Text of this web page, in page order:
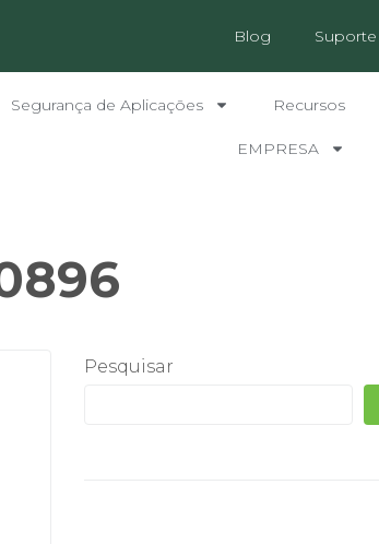
Blog Suporte
Segurança de Aplicações Recursos
EMPRESA
Pesquisar